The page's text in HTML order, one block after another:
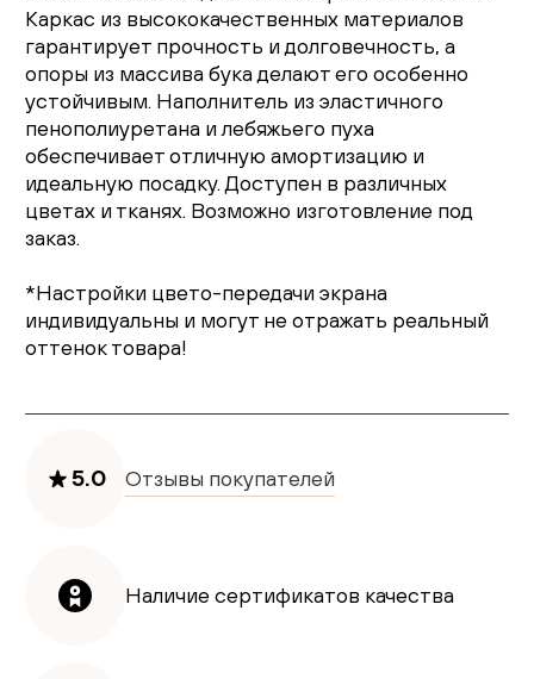
Каркас из высококачественных материалов
гарантирует прочность и долговечность, а
опоры из массива бука делают его особенно
устойчивым. Наполнитель из эластичного
пенополиуретана и лебяжьего пуха
обеспечивает отличную амортизацию и
идеальную посадку. Доступен в различных
цветах и тканях. Возможно изготовление под
заказ.
*Настройки цвето-передачи экрана
индивидуальны и могут не отражать реальный
оттенок товара!
5.0 Отзывы покупателей
Наличие сертификатов качества